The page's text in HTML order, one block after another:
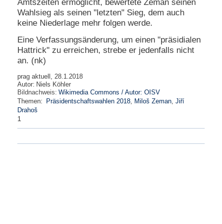
Amtszeiten ermöglicht, bewertete Zeman seinen
Wahlsieg als seinen "letzten" Sieg, dem auch
keine Niederlage mehr folgen werde.
Eine Verfassungsänderung, um einen "präsidialen
Hattrick" zu erreichen, strebe er jedenfalls nicht
an. (nk)
prag aktuell, 28.1.2018
Autor: Niels Köhler
Bildnachweis: Wikimedia Commons / Autor: OISV
Themen:
Präsidentschaftswahlen 2018 Miloš Zeman Jiří
Drahoš
1